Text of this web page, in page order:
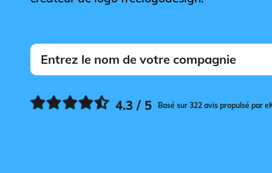
4.3 / 5 Basé sur 322 avis propulsé par